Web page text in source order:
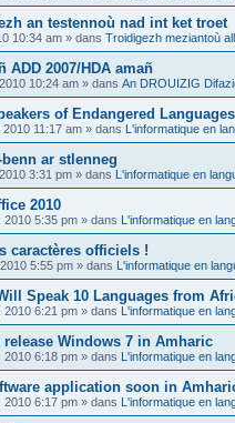
an testennoù nad int ket troet
10:34 am » dans Troidigezh meziantoù
ADD 2007/HDA amañ
10:24 am » dans An DROUIZIG
of Endangered
11:17 am » dans L'informatique en
ar stlenneg
3:31 pm » dans L'informatique en
2010
2010 5:35 pm » dans L'informatique en
caractères officiels !
5:55 pm » dans L'informatique en
Speak 10 Languages from
2010 6:21 pm » dans L'informatique en
Windows 7 in Amharic
2010 6:18 pm » dans L'informatique en
application soon in
2010 6:17 pm » dans L'informatique en